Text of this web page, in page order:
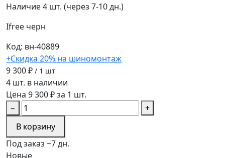
Наличие4 шт. (через 7-10 дн.)
Ifree черн
Код: вн-40889
+Скидка 20% на шиномонтаж
9 300 ₽ / 1 шт
4 шт. в наличии
Цена 9 300 ₽ за 1 шт.
−
+
В корзину
Под заказ ~7 дн.
Новые